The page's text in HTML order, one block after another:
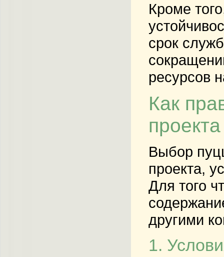
Кроме
срок
ресурсов
Как
проекта
Выбор
проекта,
Для того
другими
1.